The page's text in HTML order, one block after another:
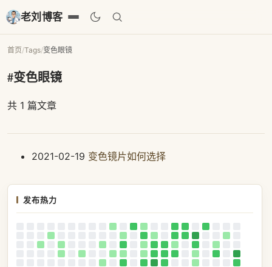
老刘博客
首页/Tags/变色眼镜
#变色眼镜
共 1 篇文章
2021-02-19 变色镜片如何选择
发布热力